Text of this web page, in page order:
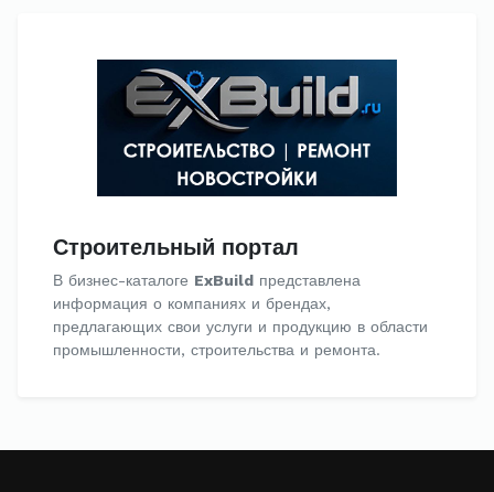
Строительный портал
В бизнес-каталоге ExBuild представлена
информация о компаниях и брендах,
предлагающих свои услуги и продукцию в области
промышленности, строительства и ремонта.